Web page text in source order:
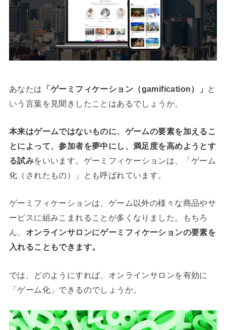
あなたは 「ゲーミフィケーション（gamification）」
と
いう言葉を見聞きしたことはあるでしょうか。
本来はゲームではないものに、ゲームの要素を加えるこ
とによって、参加者を夢中にし、満足度を高めようとす
る試みをいいます。ゲーミフィケーションは、「ゲーム
化（されたもの）」とも呼ばれています。
ゲーミフィケーションは、ゲーム以外の様々な商品やサ
ービスに組みこまれることが多くなりました。もちろ
ん、 オンラインサロンにゲーミフィケーションの要素を
入れることもできます。
では、どのようにすれば、オンラインサロンを有効に
「ゲーム化」できるのでしょうか。